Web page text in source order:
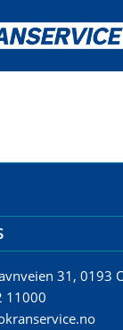
31, 0193
11000